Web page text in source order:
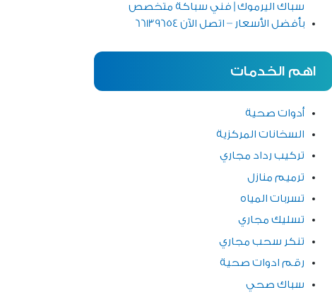
سباك اليرموك | فني سباكة متخصص
بأفضل الأسعار – اتصل الآن 66139654
اهم الخدمات
أدوات صحية
السخانات المركزية
تركيب رداد مجاري
ترميم منازل
تسربات المياه
تسليك مجاري
تنكر سحب مجاري
رقم ادوات صحية
سباك صحي